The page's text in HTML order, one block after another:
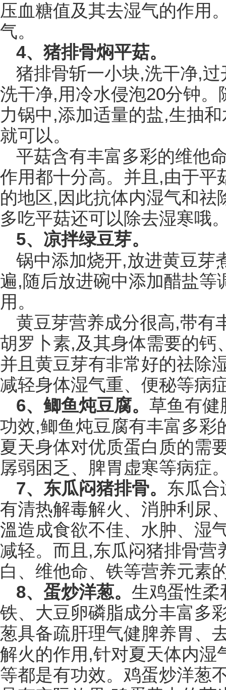
压血糖值及其去湿气的作用
气。
4、猪排骨焖平菇。
猪排骨斩一小块,洗干净,
洗干净,用冷水侵泡20分钟
力锅中,添加适量的盐,生抽
就可以。
平菇含有丰富多彩的维他
作用都十分高。并且,由于平
的地区,因此抗体内湿气和祛
多吃平菇还可以除去湿寒哦
5、凉拌绿豆芽。
锅中添加烧开,放进黄豆芽
遍,随后放进碗中添加醋盐等
用。
黄豆芽营养成分很高,带有
胡罗卜素,及其身体需要的钙
并且黄豆芽有非常好的祛除
减轻身体湿气重、便秘等病
6、鲫鱼炖豆腐。 草鱼有健
功效,鲫鱼炖豆腐有丰富多彩
夏天身体对优质蛋白质的需
孱弱困乏、脾胃虚寒等病症
7、东瓜闷猪排骨。 东瓜合
有清热解毒解火、消肿利尿
溫造成食欲不佳、水肿、湿
减轻。而且,东瓜闷猪排骨营
白、维他命、铁等营养元素
8、蛋炒洋葱。 生鸡蛋性柔
铁、大豆卵磷脂成分丰富多
葱具备疏肝理气健脾养胃、
解火的作用,针对夏天体内湿
等都是有功效。鸡蛋炒洋葱